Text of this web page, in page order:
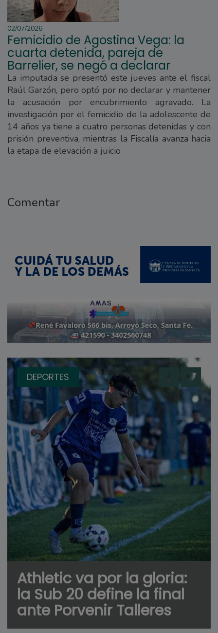
02/07/2026
Femicidio de Agostina Vega: la
cuarta detenida, pareja de
Barrelier, se negó a declarar
La imputada se presentó este jueves ante el fiscal
Raúl Garzón, pero optó por no declarar y mantener
la acusación por encubrimiento agravado. La
investigación por el femicidio de la adolescente de
14 años ya tiene a cuatro personas detenidas y con
prisión preventiva, mientras la Fiscalía avanza hacia
la etapa de elevación a juicio
Comentar
DEPORTES
Athletic va por la gloria:
la Sub 20 define la final
ante Porvenir Talleres